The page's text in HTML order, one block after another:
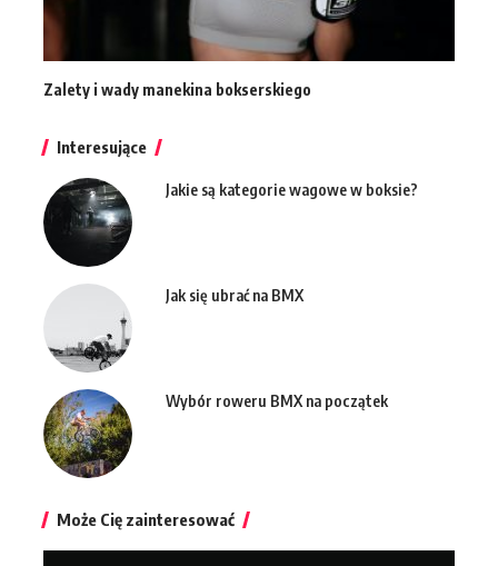
Zalety i wady manekina bokserskiego
Interesujące
Jakie są kategorie wagowe w boksie?
Jak się ubrać na BMX
Wybór roweru BMX na początek
Może Cię zainteresować